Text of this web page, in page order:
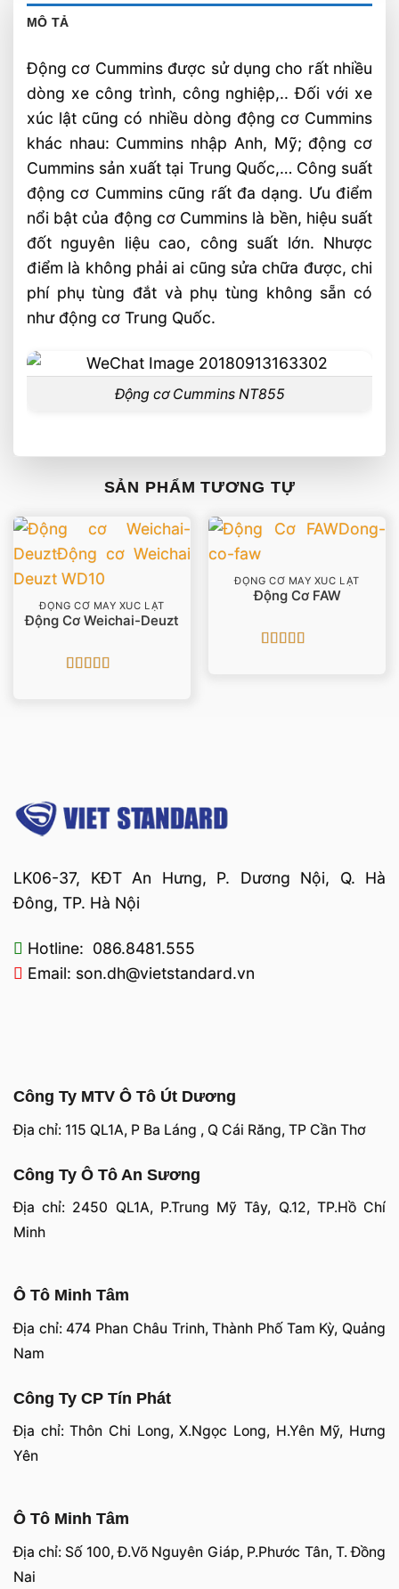
MÔ TẢ
Động cơ Cummins được sử dụng cho rất nhiều
dòng xe công trình, công nghiệp,.. Đối với xe
xúc lật cũng có nhiều dòng động cơ Cummins
khác nhau: Cummins nhập Anh, Mỹ; động cơ
Cummins sản xuất tại Trung Quốc,… Công suất
động cơ Cummins cũng rất đa dạng. Ưu điểm
nổi bật của động cơ Cummins là bền, hiệu suất
đốt nguyên liệu cao, công suất lớn. Nhược
điểm là không phải ai cũng sửa chữa được, chi
phí phụ tùng đắt và phụ tùng không sẵn có
như động cơ Trung Quốc.
Động cơ Cummins NT855
SẢN PHẨM TƯƠNG TỰ
ĐỘNG CƠ MÁY XÚC LẬT
Động Cơ Weichai-Deuzt
ĐỘNG CƠ MÁY XÚC LẬT
Động Cơ FAW
LK06-37, KĐT An Hưng, P. Dương Nội, Q. Hà
Đông, TP. Hà Nội
Hotline: 086.8481.555
Email: son.dh@vietstandard.vn
Công Ty MTV Ô Tô Út Dương
Địa chỉ: 115 QL1A, P Ba Láng , Q Cái Răng, TP Cần Thơ
Công Ty Ô Tô An Sương
Địa chỉ: 2450 QL1A, P.Trung Mỹ Tây, Q.12, TP.Hồ Chí
Minh
Ô Tô Minh Tâm
Địa chỉ: 474 Phan Châu Trinh, Thành Phố Tam Kỳ, Quảng
Nam
Công Ty CP Tín Phát
Địa chỉ: Thôn Chi Long, X.Ngọc Long, H.Yên Mỹ, Hưng
Yên
Ô Tô Minh Tâm
Địa chỉ: Số 100, Đ.Võ Nguyên Giáp, P.Phước Tân, T. Đồng
Nai